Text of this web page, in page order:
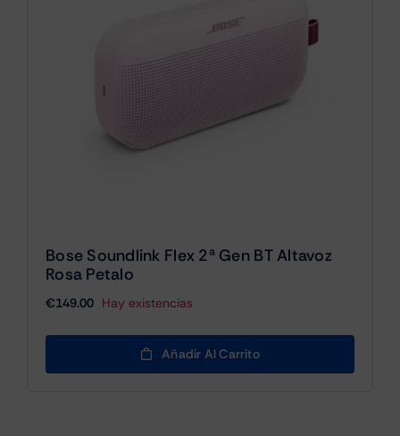
Bose Soundlink Flex 2ª Gen BT Altavoz
Rosa Petalo
€149.00 Hay existencias
Añadir Al Carrito